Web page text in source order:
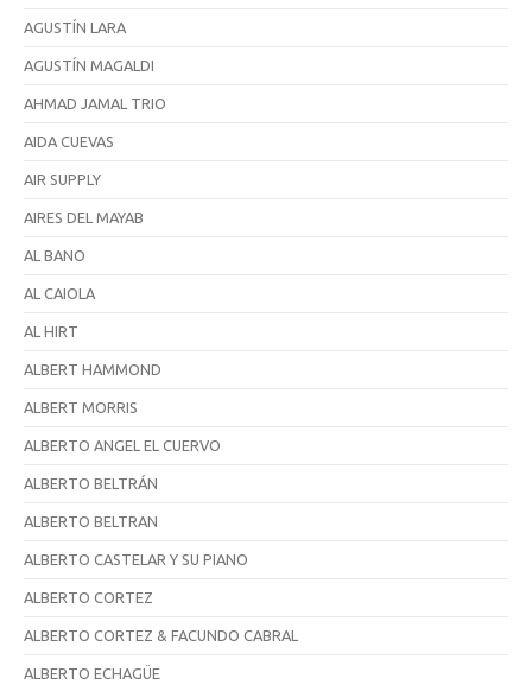
AGUSTÍN LARA
AGUSTÍN MAGALDI
AHMAD JAMAL TRIO
AIDA CUEVAS
AIR SUPPLY
AIRES DEL MAYAB
AL BANO
AL CAIOLA
AL HIRT
ALBERT HAMMOND
ALBERT MORRIS
ALBERTO ANGEL EL CUERVO
ALBERTO BELTRÁN
ALBERTO BELTRAN
ALBERTO CASTELAR Y SU PIANO
ALBERTO CORTEZ
ALBERTO CORTEZ & FACUNDO CABRAL
ALBERTO ECHAGÜE